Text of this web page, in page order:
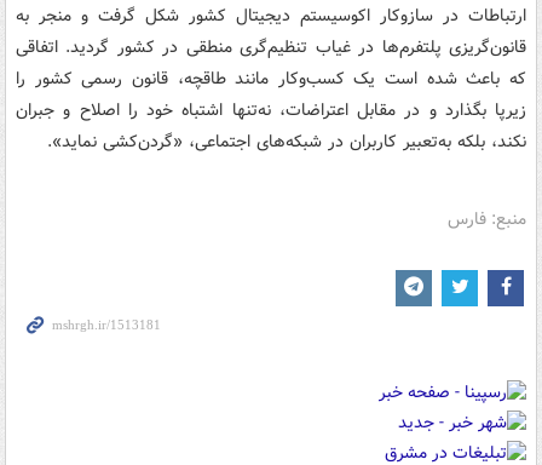
ارتباطات در سازوکار اکوسیستم دیجیتال کشور شکل گرفت و منجر به
قانون‌گریزی پلتفرم‌ها در غیاب تنظیم‌گری منطقی در کشور گردید. اتفاقی
که باعث شده است یک کسب‌وکار مانند طاقچه، قانون رسمی کشور را
زیرپا بگذارد و در مقابل اعتراضات، نه‌تنها اشتباه خود را اصلاح و جبران
نکند، بلکه به‌تعبیر کاربران در شبکه‌های اجتماعی، «گردن‌کشی نماید».
منبع: فارس